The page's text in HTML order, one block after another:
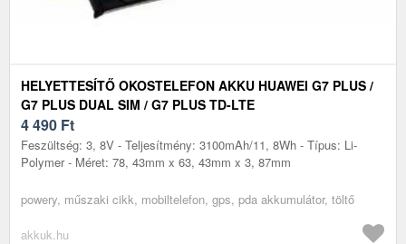
HELYETTESÍTŐ OKOSTELEFON AKKU HUAWEI G7 PLUS /
G7 PLUS DUAL SIM / G7 PLUS TD-LTE
4 490 Ft
Feszültség: 3, 8V - Teljesítmény: 3100mAh/11, 8Wh - Típus: Li-
Polymer - Méret: 78, 43mm x 63, 43mm x 3, 87mm
powery, műszaki cikk, mobiltelefon, gps, pda akkumulátor, töltő
akkuk.hu